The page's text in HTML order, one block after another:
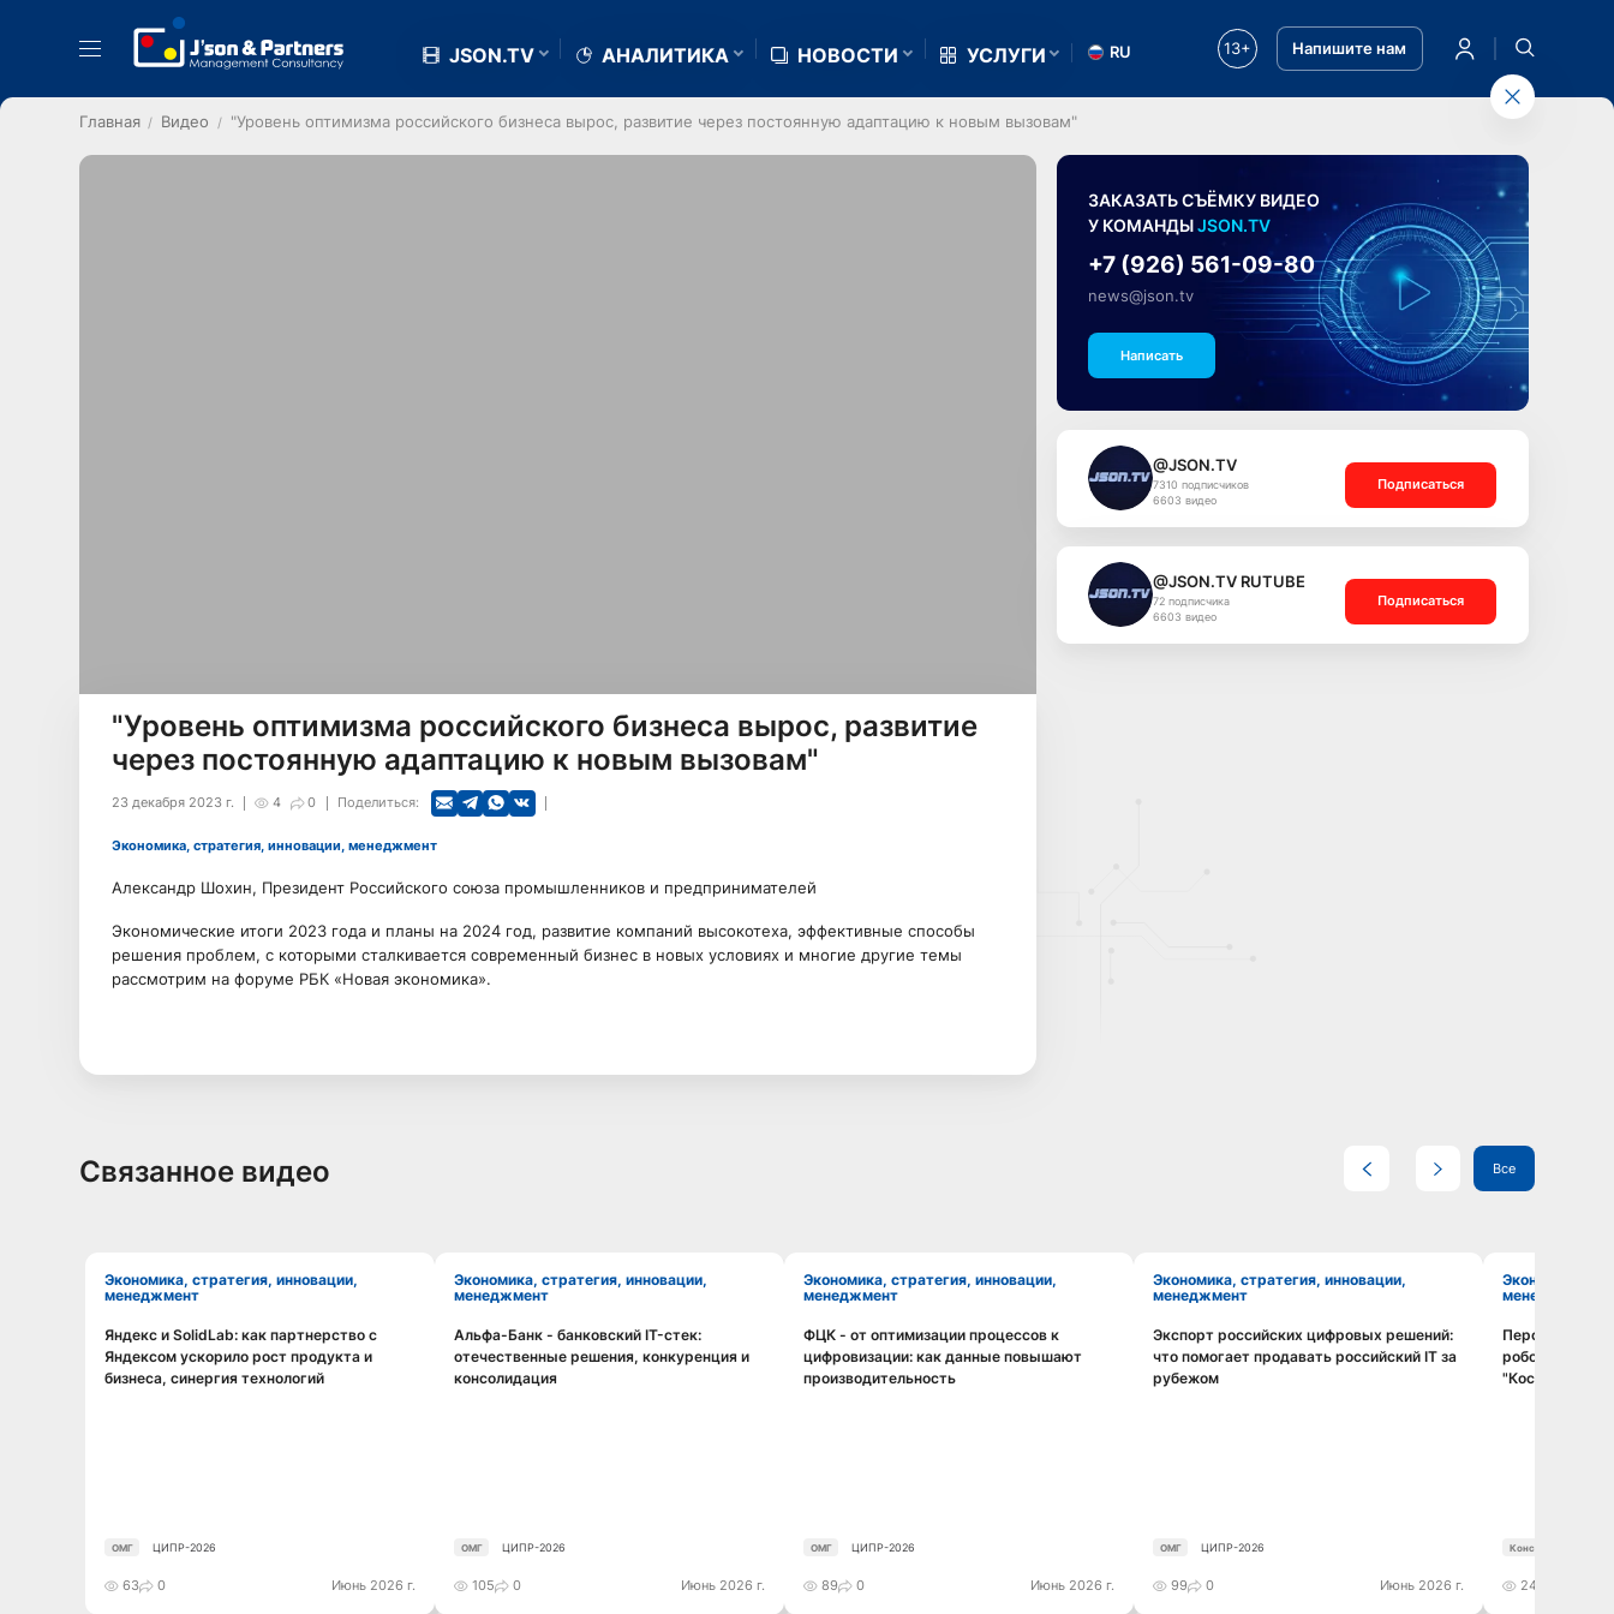
JSON.TV АНАЛИТИКА НОВОСТИ УСЛУГИ RU 13+ Напишите нам
Главная Видео "Уровень оптимизма российского бизнеса вырос, развитие через постоянную адаптацию к новым вызовам"
"Уровень оптимизма российского бизнеса вырос, развитие
через постоянную адаптацию к новым вызовам"
4 0
23 декабря 2023 г. Поделиться:
Экономика, стратегия, инновации, менеджмент
Александр Шохин, Президент Российского союза промышленников и предпринимателей
Экономические итоги 2023 года и планы на 2024 год, развитие компаний высокотеха, эффективные способы
решения проблем, с которыми сталкивается современный бизнес в новых условиях и многие другие темы
рассмотрим на форуме РБК «Новая экономика».
ЗАКАЗАТЬ СЪЁМКУ ВИДЕО
У КОМАНДЫJSON.TV
+7 (926) 561-09-80
news@json.tv
Написать
@JSON.TV
7310 подписчиков
6603 видео
Подписаться
@JSON.TV RUTUBE
72 подписчика
6603 видео
Подписаться
Связанное видео Все
Экономика, стратегия, инновации,
менеджмент
Смотреть видео
Яндекс и SolidLab: как партнерство с
Яндексом ускорило рост продукта и
бизнеса, синергия технологий
ОМГ ЦИПР-2026
63 0 Июнь 2026 г.
Экономика, стратегия, инновации,
менеджмент
Смотреть видео
Альфа-Банк - банковский IT-стек:
отечественные решения, конкуренция и
консолидация
ОМГ ЦИПР-2026
105 0 Июнь 2026 г.
Экономика, стратегия, инновации,
менеджмент
Смотреть видео
ФЦК - от оптимизации процессов к
цифровизации: как данные повышают
производительность
ОМГ ЦИПР-2026
89 0 Июнь 2026 г.
Экономика, стратегия, инновации,
менеджмент
Смотреть видео
Экспорт российских цифровых решений:
что помогает продавать российский IT за
рубежом
ОМГ ЦИПР-2026
99 0 Июнь 2026 г.
Экономика, стратегия, инновации,
менеджмент
Перспективы
"Космос"
Консорциум
242